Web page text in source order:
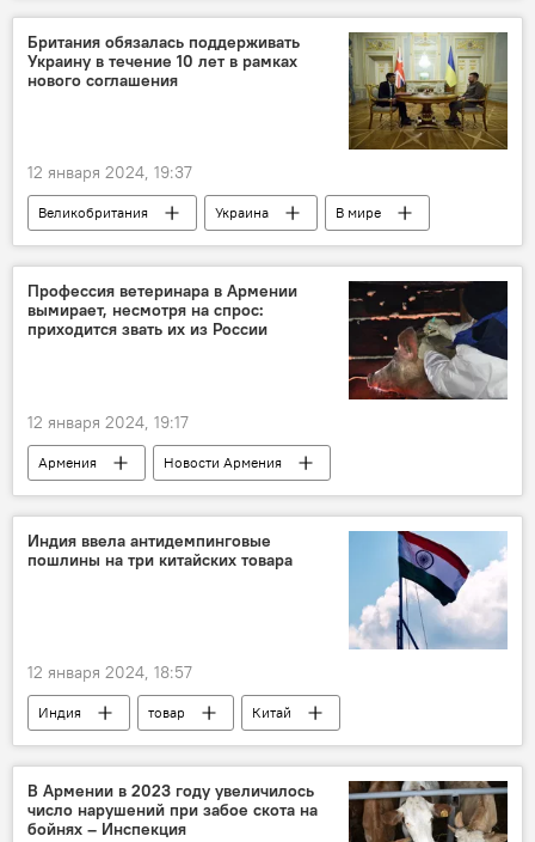
Британия обязалась поддерживать
Украину в течение 10 лет в рамках
нового соглашения
12 января 2024, 19:37
Великобритания Украина В мире
Профессия ветеринара в Армении
вымирает, несмотря на спрос:
приходится звать их из России
12 января 2024, 19:17
Армения
Новости Армения
ветеринар
Общество
Индия ввела антидемпинговые
пошлины на три китайских товара
12 января 2024, 18:57
Индия товар
Китай
В мире
В Армении в 2023 году увеличилось
число нарушений при забое скота на
бойнях – Инспекция